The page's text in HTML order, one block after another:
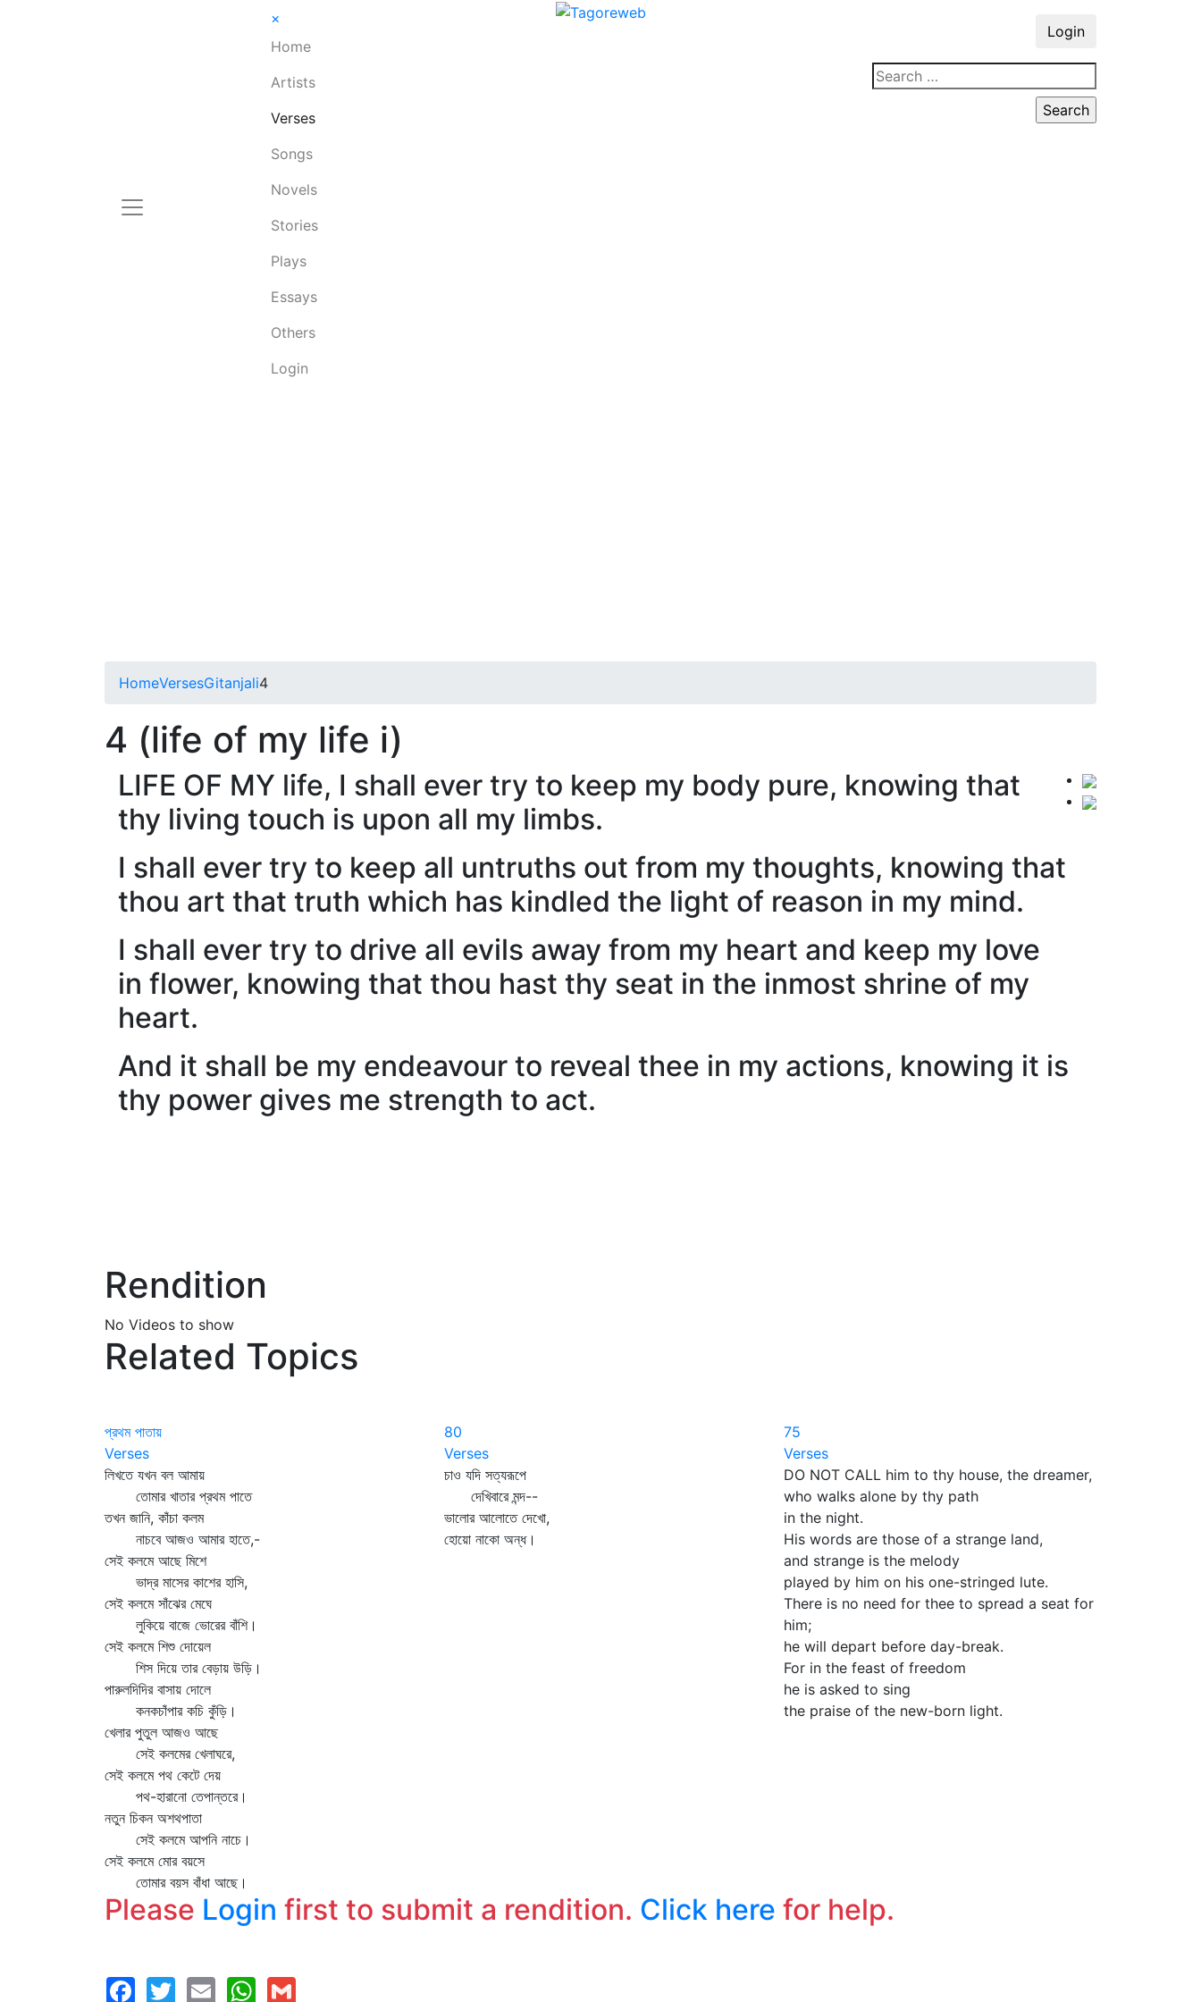
×
Home
Artists
Verses
Songs
Novels
Stories
Plays
Essays
Others
Login
Login
HomeVersesGitanjali4
4 (life of my life i)
LIFE OF MY life, I shall ever try to keep my body pure, knowing that
thy living touch is upon all my limbs.
I shall ever try to keep all untruths out from my thoughts, knowing that
thou art that truth which has kindled the light of reason in my mind.
I shall ever try to drive all evils away from my heart and keep my love
in flower, knowing that thou hast thy seat in the inmost shrine of my
heart.
And it shall be my endeavour to reveal thee in my actions, knowing it is
thy power gives me strength to act.
Rendition
No Videos to show
Related Topics
প্রথম পাতায়
Verses
লিখতে যখন বল আমায়
তোমার খাতার প্রথম পাতে
তখন জানি, কাঁচা কলম
নাচবে আজও আমার হাতে,-
সেই কলমে আছে মিশে
ভাদ্র মাসের কাশের হাসি,
সেই কলমে সাঁঝের মেঘে
লুকিয়ে বাজে ভোরের বাঁশি।
সেই কলমে শিশু দোয়েল
শিস দিয়ে তার বেড়ায় উড়ি।
পারুলদিদির বাসায় দোলে
কনকচাঁপার কচি কুঁড়ি।
খেলার পুতুল আজও আছে
সেই কলমের খেলাঘরে,
সেই কলমে পথ কেটে দেয়
পথ-হারানো তেপান্তরে।
নতুন চিকন অশথপাতা
সেই কলমে আপনি নাচে।
সেই কলমে মোর বয়সে
তোমার বয়স বাঁধা আছে।
80
Verses
চাও যদি সত্যরূপে
দেখিবারে মন্দ--
ভালোর আলোতে দেখো,
হোয়ো নাকো অন্ধ।
75
Verses
DO NOT CALL him to thy house, the dreamer,
who walks alone by thy path
in the night.
His words are those of a strange land,
and strange is the melody
played by him on his one-stringed lute.
There is no need for thee to spread a seat for
him;
he will depart before day-break.
For in the feast of freedom
he is asked to sing
the praise of the new-born light.
Please Login first to submit a rendition. Click here for help.